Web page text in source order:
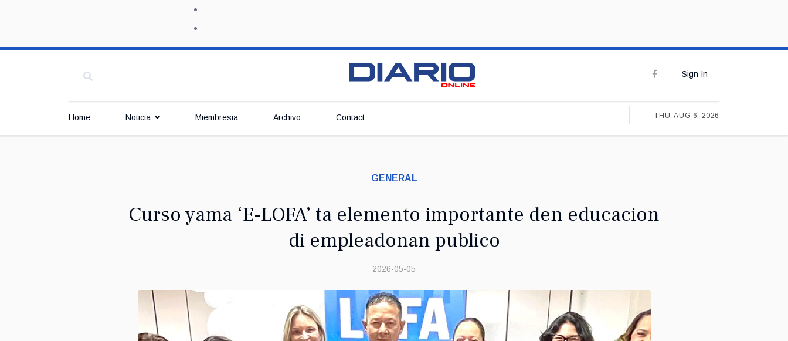
Sign In
Home Noticia Miembresia Archivo Contact THU, AUG 6, 2026
GENERAL
Curso yama ‘E-LOFA’ ta elemento importante den educacion
di empleadonan publico
2026-05-05